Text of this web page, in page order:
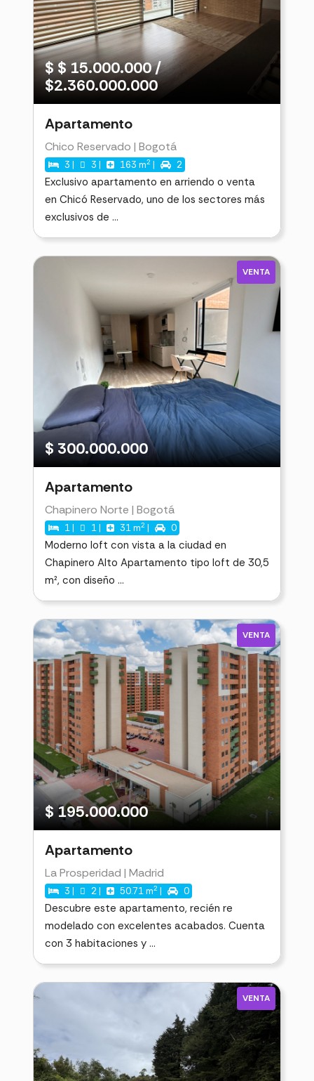
$ $ 15.000.000 /
$2.360.000.000
Apartamento
Chico Reservado | Bogotá
3 | 3 | 163 m2 | 2
Exclusivo apartamento en arriendo o venta
en Chicó Reservado, uno de los sectores más
exclusivos de ...
VENTA
$ 300.000.000
Apartamento
Chapinero Norte | Bogotá
1 | 1 | 31 m2 | 0
Moderno loft con vista a la ciudad en
Chapinero Alto Apartamento tipo loft de 30,5
m², con diseño ...
VENTA
$ 195.000.000
Apartamento
La Prosperidad | Madrid
3 | 2 | 50.71 m2 | 0
Descubre este apartamento, recién re
modelado con excelentes acabados. Cuenta
con 3 habitaciones y ...
VENTA